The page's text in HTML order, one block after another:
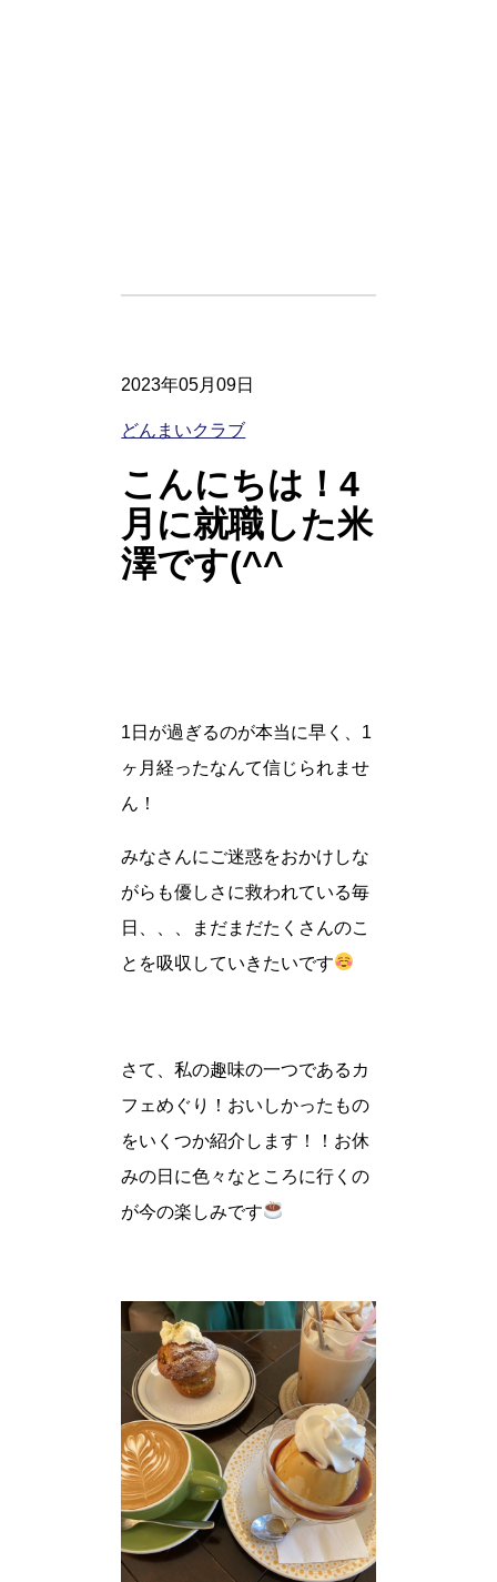
2023年05月09日
どんまいクラブ
こんにちは！4
月に就職した米
澤です(^^
1日が過ぎるのが本当に早く、1
ヶ月経ったなんて信じられませ
ん！
みなさんにご迷惑をおかけしな
がらも優しさに救われている毎
日、、、まだまだたくさんのこ
とを吸収していきたいです
さて、私の趣味の一つであるカ
フェめぐり！おいしかったもの
をいくつか紹介します！！お休
みの日に色々なところに行くの
が今の楽しみです